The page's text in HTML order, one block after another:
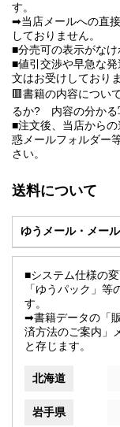
す。
➡当店メールへの直
しておりません。
■分売可の表示がなけ
■値引交渉や早急な
文はお受けしており
🟥書籍の内容につい
るか? 内容の分かる
■注文後、当店から
惑メールフォルダー
さい。
送料について
ゆうメール・メー
■システム仕様の
「ゆうパック」
す。
➡書籍データの「
済方法のご案内」
と存じます。
北海道
岩手県